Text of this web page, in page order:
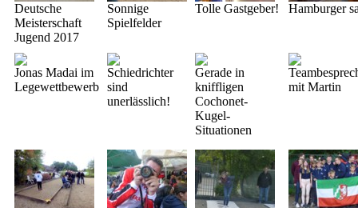
Deutsche
Meisterschaft
Jugend 2017
Sonnige
Spielfelder
Tolle Gastgeber! Hamburger
Jonas Madai im
Legewettbewerb
Schiedrichter
sind
unerlässlich!
Gerade in
kniffligen
Cochonet-
Kugel-
Situationen
mit Martin